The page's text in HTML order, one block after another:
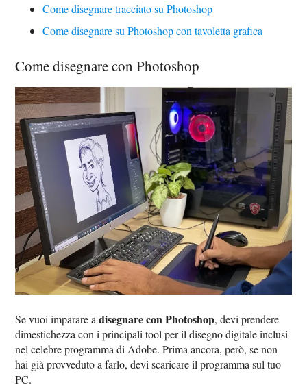
Come disegnare tracciato su Photoshop
Come disegnare su Photoshop con tavoletta grafica
Come disegnare con Photoshop
Se vuoi imparare adisegnare con Photoshop, devi prendere
dimestichezza con i principali tool per il disegno digitale inclusi
nel celebre programma di Adobe. Prima ancora, però, se non
hai già provveduto a farlo, devi scaricare il programma sul tuo
PC.